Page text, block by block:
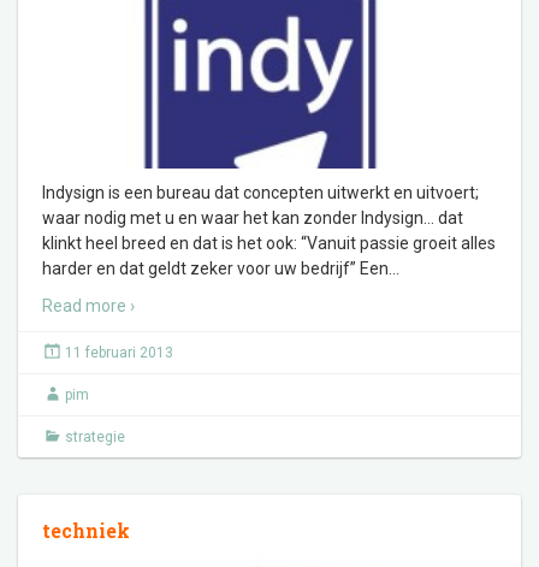
Indysign is een bureau dat concepten uitwerkt en uitvoert;
waar nodig met u en waar het kan zonder Indysign… dat
klinkt heel breed en dat is het ook: “Vanuit passie groeit alles
harder en dat geldt zeker voor uw bedrijf” Een
Read more ›
11 februari 2013
pim
strategie
techniek